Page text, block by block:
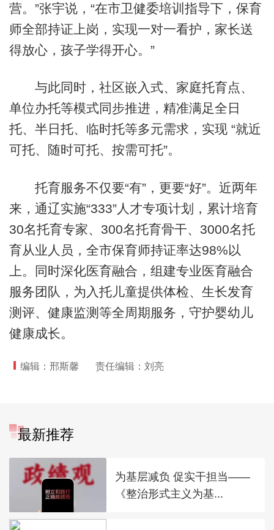
营。”张宇说，“在市卫健委培训指导下，保育
师全部持证上岗，实现一对一看护，家长送
得放心，孩子学得开心。”
与此同时，社区嵌入式、家庭托育点、
单位办托等模式同步推进，精准满足全日
托、半日托、临时托等多元需求，实现 “就近
可托、随时可托、按需可托”。
托育服务不仅要“有”，更要“好”。近两年
来，通辽实施“333”人才专项计划，累计培育
30名托育专家、300名托育骨干、3000名托
育从业人员，全市保育师持证率达98%以
上。同时深化医育融合，组建专业医育融合
服务团队，为入托儿童提供体检、生长发育
测评、健康监测等全周期服务，守护婴幼儿
健康成长。
编辑：邢斯馨 责任编辑：刘亮
最新推荐
为基层减负 促实干担当——
《整治形式主义为基...